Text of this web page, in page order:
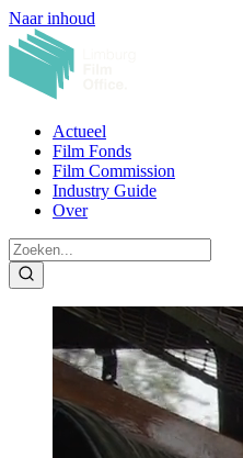
Naar inhoud
Actueel
Film Fonds
Film Commission
Industry Guide
Over